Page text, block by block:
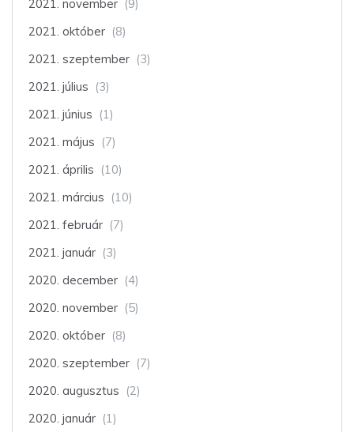
2021. november (9)
2021. október (8)
2021. szeptember (3)
2021. július (3)
2021. június (1)
2021. május (7)
2021. április (10)
2021. március (10)
2021. február (7)
2021. január (3)
2020. december (4)
2020. november (5)
2020. október (8)
2020. szeptember (7)
2020. augusztus (2)
2020. január (1)